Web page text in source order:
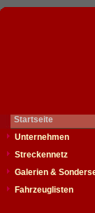
Startseite
Unternehmen
Streckennetz
Galerien &
Fahrzeuglisten